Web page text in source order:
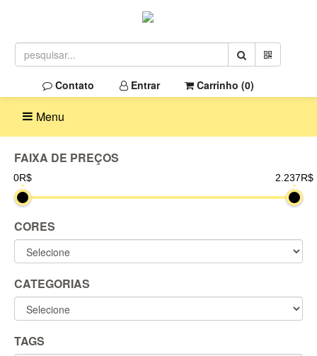
Contato Entrar Carrinho (0)
Menu
FAIXA DE PREÇOS
0R$ 2.237R$
CORES
CATEGORIAS
TAGS